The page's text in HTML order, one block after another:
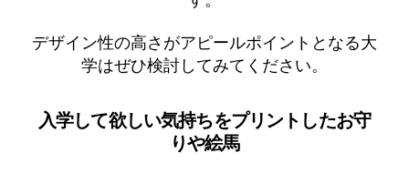
デザイン性の高さがアピールポイントとなる大
学はぜひ検討してみてください。
入学して欲しい気持ちをプリントしたお守
りや絵馬